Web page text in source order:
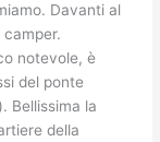
Davanti al
notevole, è
del ponte
Bellissima la
della